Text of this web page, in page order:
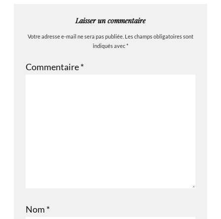
Laisser un commentaire
Votre adresse e-mail ne sera pas publiée. Les champs obligatoires sont
indiqués avec*
Commentaire*
Nom *